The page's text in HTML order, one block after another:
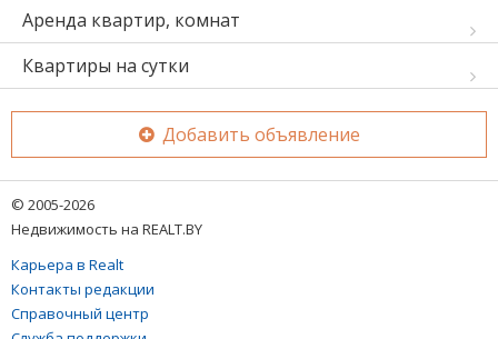
Аренда квартир, комнат
Квартиры на сутки
Добавить объявление
© 2005-2026
Недвижимость на REALT.BY
Карьера в Realt
Контакты редакции
Справочный центр